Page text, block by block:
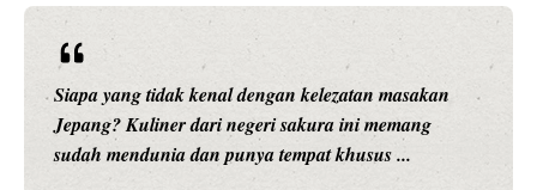
Siapa yang tidak kenal dengan kelezatan masakan
Jepang? Kuliner dari negeri sakura ini memang
sudah mendunia dan punya tempat khusus ...